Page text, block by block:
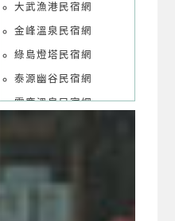
大武漁港民宿網
金峰溫泉民宿網
綠島燈塔民宿網
泰源幽谷民宿網
霧鹿溫泉民宿網